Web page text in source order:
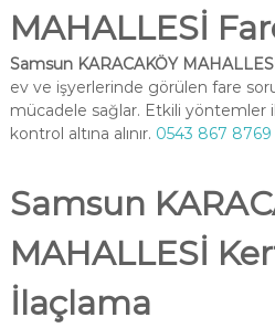
MAHALLESİ
Samsun KARACAKÖY
ev ve işyerlerinde görülen fare
mücadele sağlar. Etkili yöntemler
kontrol altına alınır. 0543 867 8769
Samsun
MAHALLESİ
İlaçlama